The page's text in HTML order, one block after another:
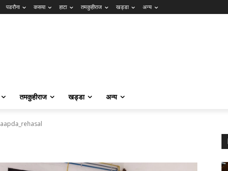
पडरौना कसया हाटा तमकुहीराज खड्डा अन्य
तमकुहीराज खड्डा अन्य
aapda_rehasal